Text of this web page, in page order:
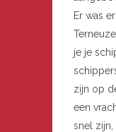
Er was
je je
zijn op
een
snel